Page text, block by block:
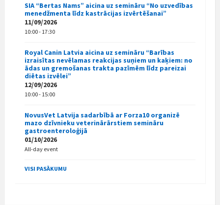
SIA “Bertas Nams” aicina uz semināru “No uzvedības
menedžmenta līdz kastrācijas izvērtēšanai”
11/09/2026
10:00 - 17:30
Royal Canin Latvia aicina uz semināru “Barības
izraisītas nevēlamas reakcijas suņiem un kaķiem: no
ādas un gremošanas trakta pazīmēm līdz pareizai
diētas izvēlei”
12/09/2026
10:00 - 15:00
NovusVet Latvija sadarbībā ar Forza10 organizē
mazo dzīvnieku veterinārārstiem semināru
gastroenteroloģijā
01/10/2026
All-day event
VISI PASĀKUMU